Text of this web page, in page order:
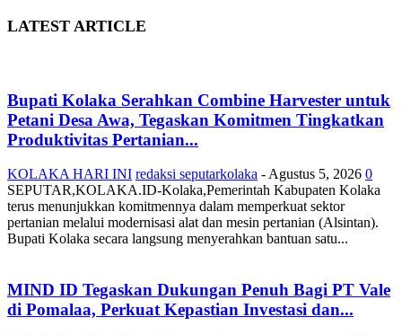
LATEST ARTICLE
Bupati Kolaka Serahkan Combine Harvester untuk
Petani Desa Awa, Tegaskan Komitmen Tingkatkan
Produktivitas Pertanian...
KOLAKA HARI INI redaksi seputarkolaka - Agustus 5, 2026 0
SEPUTAR,KOLAKA.ID-Kolaka,Pemerintah Kabupaten Kolaka
terus menunjukkan komitmennya dalam memperkuat sektor
pertanian melalui modernisasi alat dan mesin pertanian (Alsintan).
Bupati Kolaka secara langsung menyerahkan bantuan satu...
MIND ID Tegaskan Dukungan Penuh Bagi PT Vale
di Pomalaa, Perkuat Kepastian Investasi dan...